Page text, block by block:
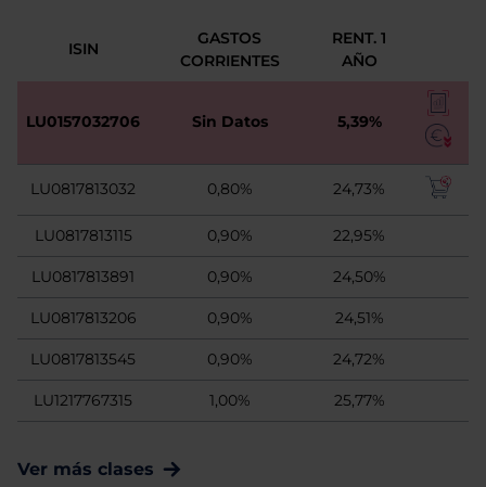
ISIN
GASTOS
CORRIENTES
RENT. 1
AÑO
LU0157032706 Sin Datos 5,39%
LU0817813032 0,80% 24,73%
LU0817813115 0,90% 22,95%
LU0817813891 0,90% 24,50%
LU0817813206 0,90% 24,51%
LU0817813545 0,90% 24,72%
LU1217767315 1,00% 25,77%
Ver más clases